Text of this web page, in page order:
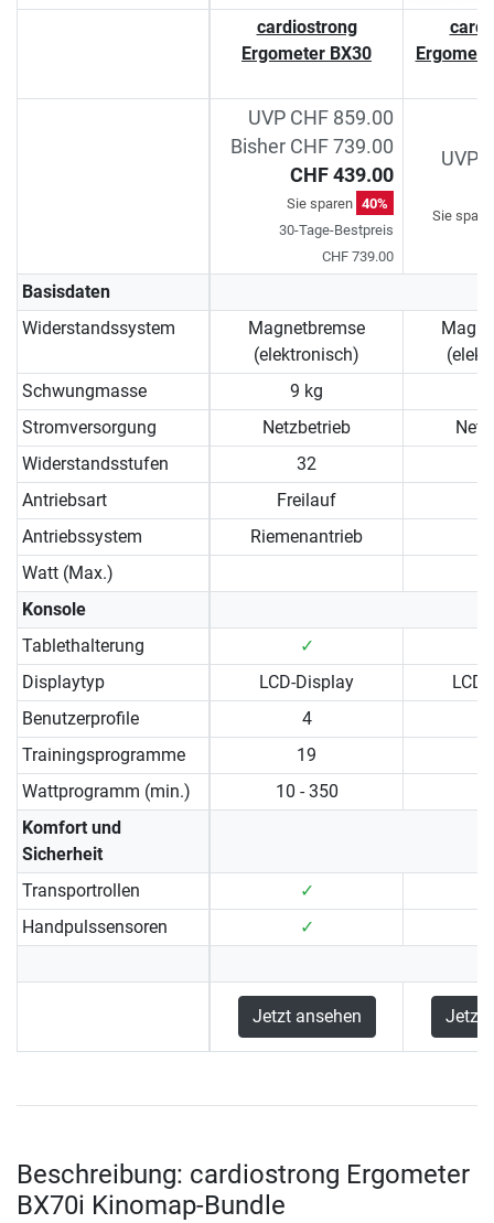
cardiostrong
Ergometer BX30
UVP CHF 859.00
Bisher CHF 739.00
CHF 439.00
Sie sparen 40%
30-Tage-Bestpreis
CHF 739.00
UVP
Sie
Basisdaten
Widerstandssystem
Magnetbremse
(elektronisch)
Schwungmasse
9 kg
Stromversorgung
Netzbetrieb
Widerstandsstufen
32
Antriebsart
Freilauf
Antriebssystem
Riemenantrieb
Watt (Max.)
Konsole
Tablethalterung
✓
Displaytyp
LCD-Display
Benutzerprofile
4
Trainingsprogramme
19
Wattprogramm (min.)
10 - 350
Komfort und
Sicherheit
Transportrollen
✓
Handpulssensoren
✓
Jetzt ansehen Jetzt
Beschreibung: cardiostrong Ergometer
BX70i Kinomap-Bundle